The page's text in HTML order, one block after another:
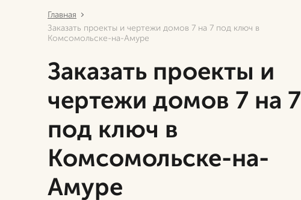
Главная
Заказать проекты и чертежи домов 7 на 7 под ключ в
Комсомольске-на-Амуре
Заказать проекты и
чертежи домов 7 на 7
под ключ в
Комсомольске-на-
Амуре